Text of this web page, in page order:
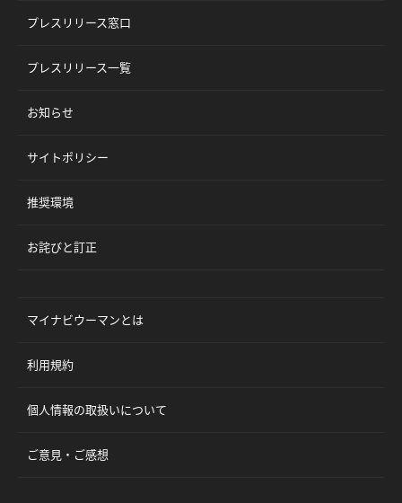
プレスリリース窓口
プレスリリース一覧
お知らせ
サイトポリシー
推奨環境
お詫びと訂正
マイナビウーマンとは
利用規約
個人情報の取扱いについて
ご意見・ご感想